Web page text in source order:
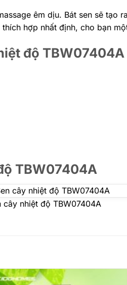
êm dịu. Bát sen sẽ tạo
hợp nhất định, cho bạn
độ TBW07404A
TBW07404A
cây nhiệt độ TBW07404A